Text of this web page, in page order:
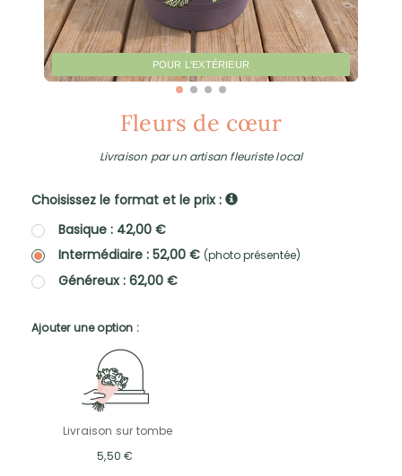
POUR L'EXTÉRIEUR
Fleurs de cœur
Livraison par un artisan fleuriste local
Choisissez le format et le prix :
Basique : 42,00 €
Intermédiaire : 52,00 € (photo présentée)
Généreux : 62,00 €
Ajouter une option :
Livraison sur tombe
5,50 €